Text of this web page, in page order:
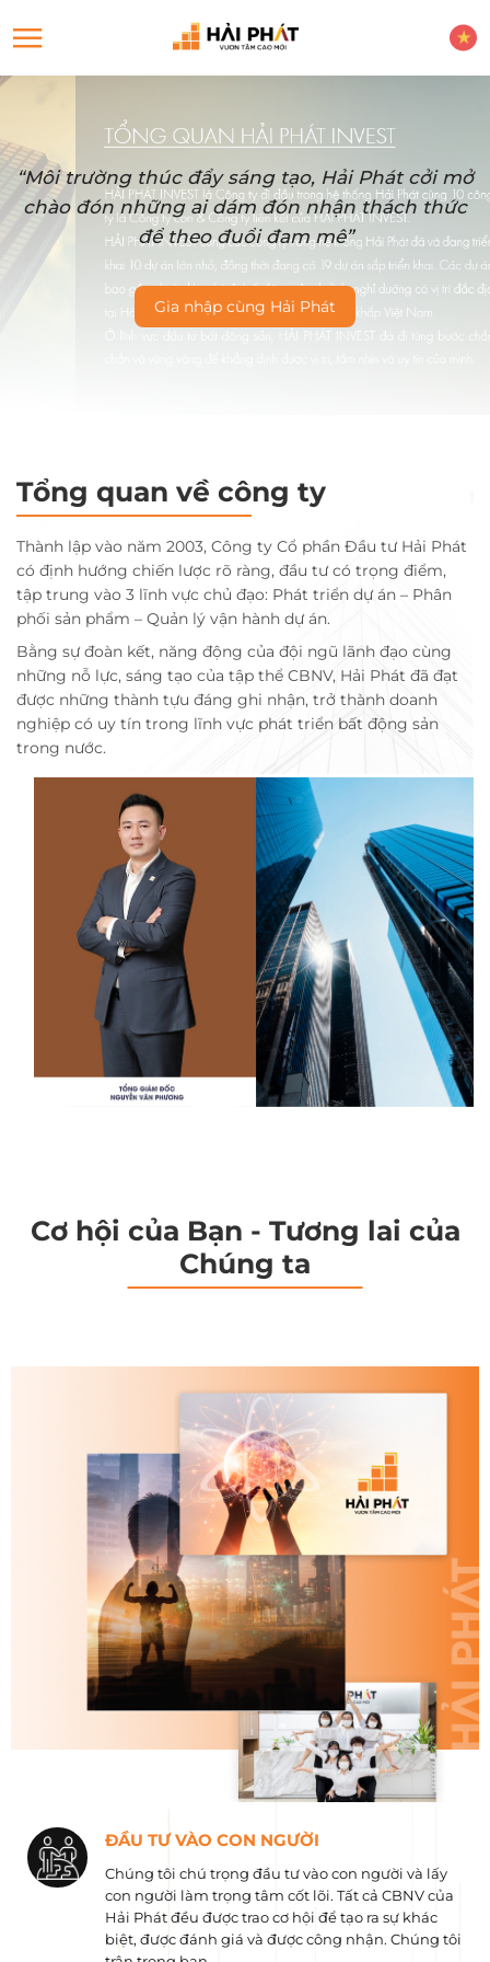
“Môi trường thúc đẩy sáng tạo, Hải Phát cởi mở
chào đón những ai dám đón nhận thách thức
để theo đuổi đam mê”
Gia nhập cùng Hải Phát
Tổng quan về công ty
Thành lập vào năm 2003, Công ty Cổ phần Đầu tư Hải Phát
có định hướng chiến lược rõ ràng, đầu tư có trọng điểm,
tập trung vào 3 lĩnh vực chủ đạo: Phát triển dự án – Phân
phối sản phẩm – Quản lý vận hành dự án.
Bằng sự đoàn kết, năng động của đội ngũ lãnh đạo cùng
những nỗ lực, sáng tạo của tập thể CBNV, Hải Phát đã đạt
được những thành tựu đáng ghi nhận, trở thành doanh
nghiệp có uy tín trong lĩnh vực phát triển bất động sản
trong nước.
Cơ hội của Bạn - Tương lai của
Chúng ta
ĐẦU TƯ VÀO CON NGƯỜI
Chúng tôi chú trọng đầu tư vào con người và lấy
con người làm trọng tâm cốt lõi. Tất cả CBNV của
Hải Phát đều được trao cơ hội để tạo ra sự khác
biệt, được đánh giá và được công nhận. Chúng tôi